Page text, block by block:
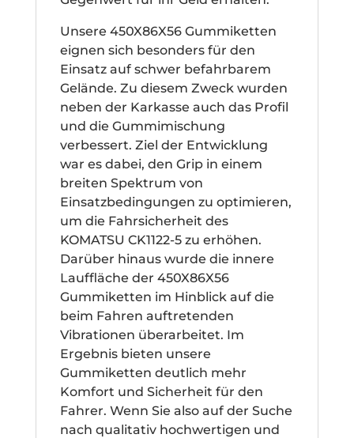
Unsere 450X86X56 Gummiketten
eignen sich besonders für den
Einsatz auf schwer befahrbarem
Gelände. Zu diesem Zweck wurden
neben der Karkasse auch das Profil
und die Gummimischung
verbessert. Ziel der Entwicklung
war es dabei, den Grip in einem
breiten Spektrum von
Einsatzbedingungen zu optimieren,
um die Fahrsicherheit des
KOMATSU CK1122-5 zu erhöhen.
Darüber hinaus wurde die innere
Lauffläche der 450X86X56
Gummiketten im Hinblick auf die
beim Fahren auftretenden
Vibrationen überarbeitet. Im
Ergebnis bieten unsere
Gummiketten deutlich mehr
Komfort und Sicherheit für den
Fahrer. Wenn Sie also auf der Suche
nach qualitativ hochwertigen und